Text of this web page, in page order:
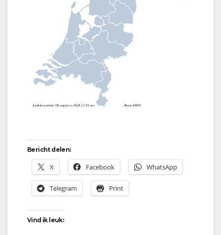
Bericht delen:
X Facebook WhatsApp
Telegram Print
Vind ik leuk: